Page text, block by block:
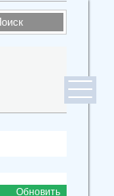
Обновить